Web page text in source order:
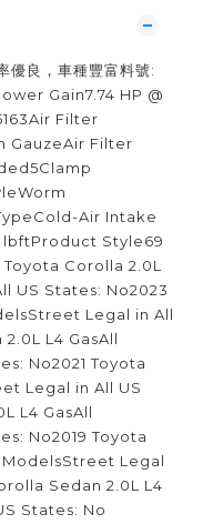
優良，車種豐富料號:
Gain7.74 HP @
Filter
GauzeAir Filter
Air Intake
lbftProduct Style69
Corolla 2.0L
US States: No2023
Legal in All
L4 GasAll
No2021 Toyota
Legal in All US
L4 GasAll
No2019 Toyota
ModelsStreet Legal
Sedan 2.0L L4
States: No